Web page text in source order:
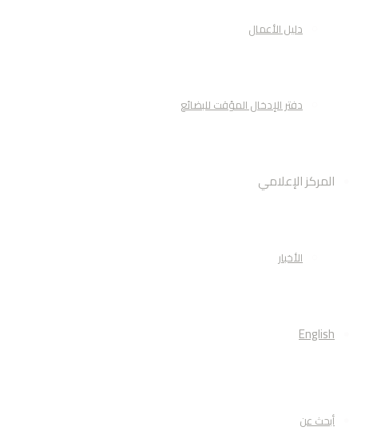
دليل الأعمال
دفتر الإدخال المؤقت للبضائع
المركز الإعلامي
الأخبار
English
أبحث عن